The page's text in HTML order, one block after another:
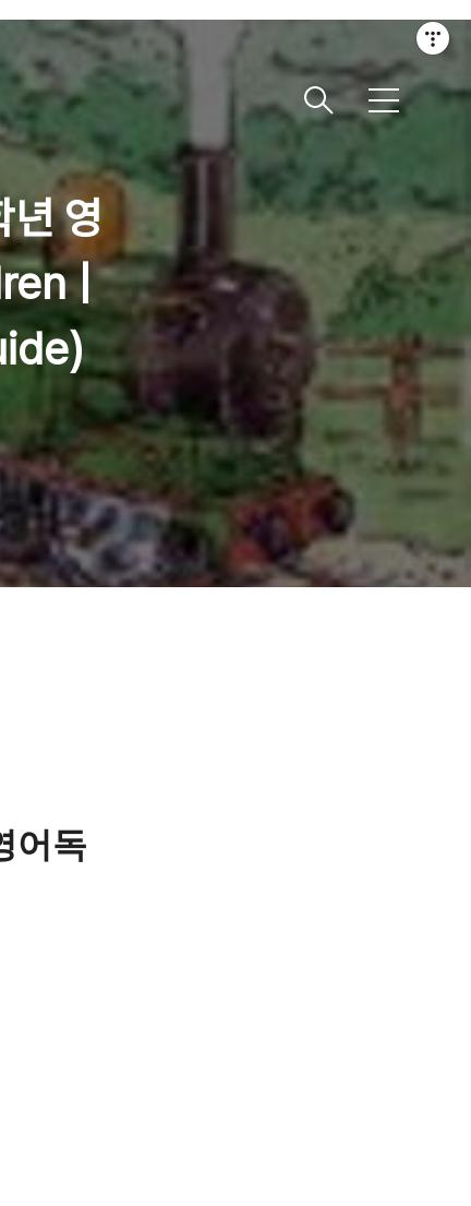
메
뉴
영
|
어독